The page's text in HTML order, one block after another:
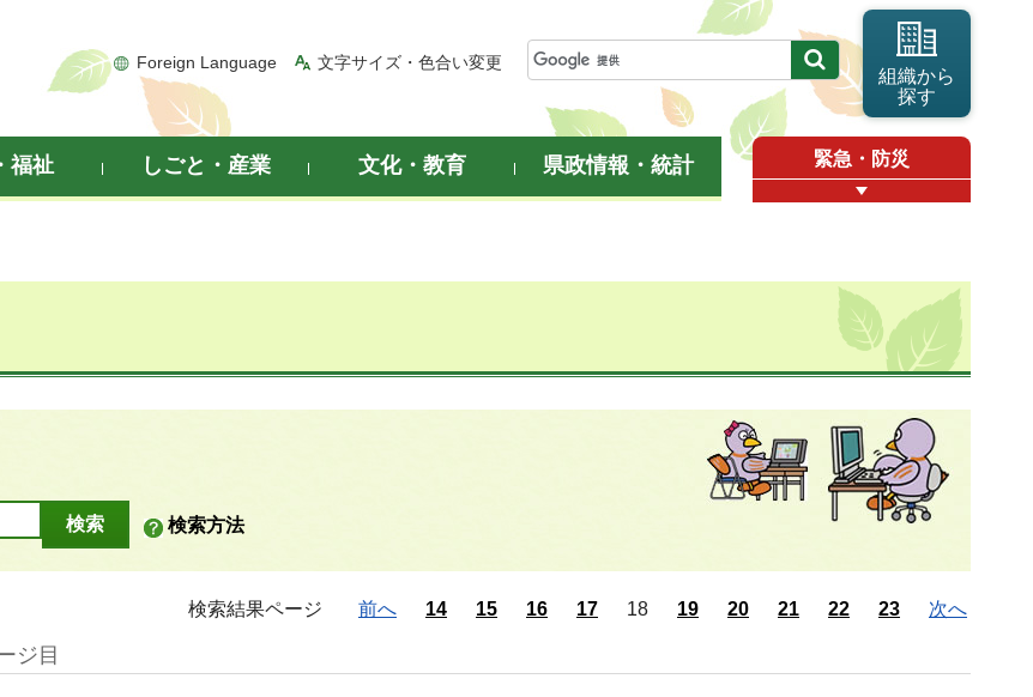
Foreign Language 文字サイズ・色合い変更
組織から
探す
福祉 しごと・産業 文化・教育 県政情報・統計 緊急・防災
検索方法
検索結果ページ 前へ 14 15 16 17 18 19 20 21 22 23 次へ
ジ目